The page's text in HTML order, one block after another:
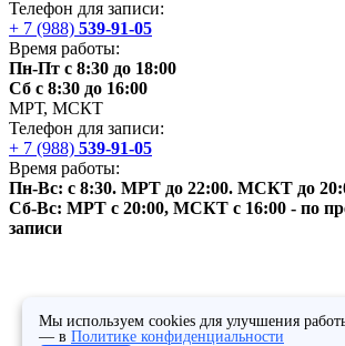
Телефон для записи:
+ 7 (988) 539-91-05
Время работы:
Пн-Пт с 8:30 до 18:00
Сб с 8:30 до 16:00
МРТ, МСКТ
Телефон для записи:
+ 7 (988) 539-91-05
Время работы:
Пн-Вс: с 8:30. МРТ до 22:00. МСКТ до
Сб-Вс: МРТ с 20:00, МСКТ с 16:00 - по
записи
Мы используем cookies для улучшения
— в Политике конфиденциальности